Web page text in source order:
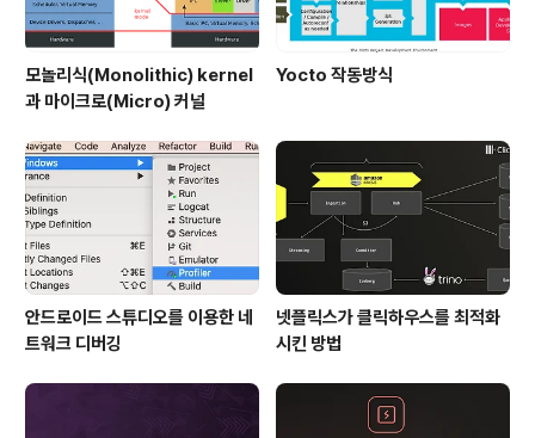
모놀리식(Monolithic) kernel
과 마이크로(Micro) 커널
Yocto 작동방식
안드로이드 스튜디오를 이용한 네
트워크 디버깅
넷플릭스가 클릭하우스를 최적화
시킨 방법